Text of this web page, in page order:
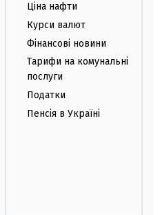
Ціна нафти
Курси валют
Фінансові новини
Тарифи на комунальні
послуги
Податки
Пенсія в Україні